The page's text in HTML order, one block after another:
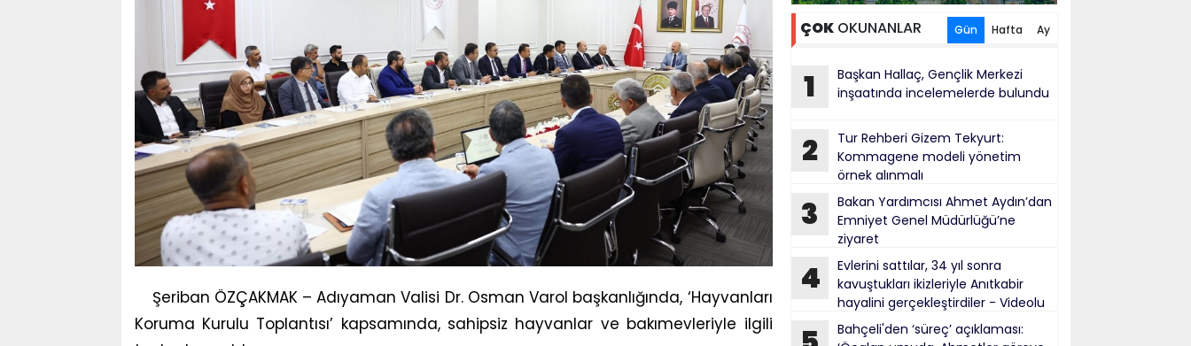
Şeriban ÖZÇAKMAK – Adıyaman Valisi Dr. Osman Varol başkanlığında, ‘Hayvanları
Koruma Kurulu Toplantısı’ kapsamında, sahipsiz hayvanlar ve bakımevleriyle ilgili
ÇOKOKUNANLAR Gün Hafta Ay
1
Başkan Hallaç, Gençlik Merkezi
inşaatında incelemelerde bulundu
2
Tur Rehberi Gizem Tekyurt:
Kommagene modeli yönetim
örnek alınmalı
3
Bakan Yardımcısı Ahmet Aydın’dan
Emniyet Genel Müdürlüğü’ne
ziyaret
4
Evlerini sattılar, 34 yıl sonra
kavuştukları ikizleriyle Anıtkabir
hayalini gerçekleştirdiler - Videolu
Bahçeli'den ‘süreç’ açıklaması: